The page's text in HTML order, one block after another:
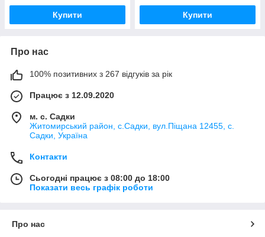
Купити Купити
Про нас
100% позитивних з 267 відгуків за рік
Працює з 12.09.2020
м. с. Садки
Житомирський район, с.Садки, вул.Піщана 12455, с.
Садки, Україна
Контакти
Сьогодні працює з 08:00 до 18:00
Показати весь графік роботи
Про нас